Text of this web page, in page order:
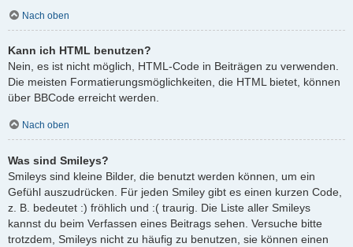
Nach oben
Kann ich HTML benutzen?
Nein, es ist nicht möglich, HTML-Code in Beiträgen zu verwenden.
Die meisten Formatierungsmöglichkeiten, die HTML bietet, können
über BBCode erreicht werden.
Nach oben
Was sind Smileys?
Smileys sind kleine Bilder, die benutzt werden können, um ein
Gefühl auszudrücken. Für jeden Smiley gibt es einen kurzen Code,
z. B. bedeutet :) fröhlich und :( traurig. Die Liste aller Smileys
kannst du beim Verfassen eines Beitrags sehen. Versuche bitte
trotzdem, Smileys nicht zu häufig zu benutzen, sie können einen